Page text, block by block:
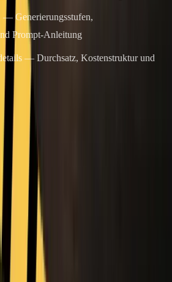
— Generierungsstufen,
Prompt-Anleitung
— Durchsatz, Kostenstruktur und
eigentlich geht
Kernvergleich
Vier häufige Anwendungsfälle
begrenzt ist
vom Modell
Weiterführende Lektüre